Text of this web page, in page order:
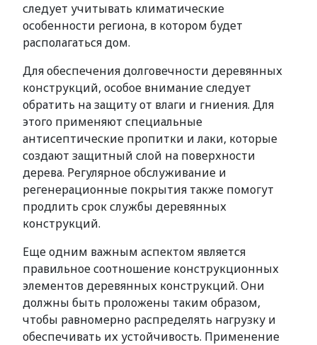
следует учитывать климатические
особенности региона, в котором будет
располагаться дом.
Для обеспечения долговечности деревянных
конструкций, особое внимание следует
обратить на защиту от влаги и гниения. Для
этого применяют специальные
антисептические пропитки и лаки, которые
создают защитный слой на поверхности
дерева. Регулярное обслуживание и
регенерационные покрытия также помогут
продлить срок службы деревянных
конструкций.
Еще одним важным аспектом является
правильное соотношение конструкционных
элементов деревянных конструкций. Они
должны быть проложены таким образом,
чтобы равномерно распределять нагрузку и
обеспечивать их устойчивость. Применение